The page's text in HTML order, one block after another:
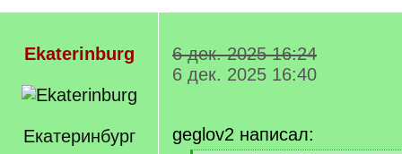
Ekaterinburg
Екатеринбург
6 дек. 2025 16:24
6 дек. 2025 16:40
geglov2 написал: